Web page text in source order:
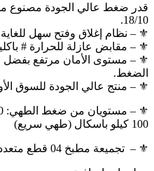
18/10.
⚜ – نظام إغلاق وفتح سهل
⚜ – مقابض عازلة للحرارة #
⚜ – مستوى الأمان مرتفع بفضل
الضغط.
⚜ – منتج عالي الجودة للسوق
100 كيلو باسكال (طهي سريع)
⚜ – تجميعة مطبخ 04 قطع متعددة الوظائف